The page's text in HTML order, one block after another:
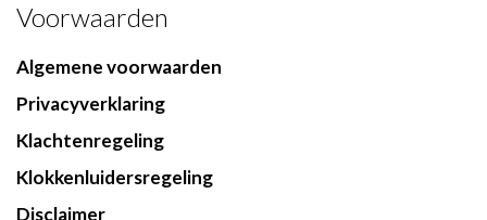
Voorwaarden
Algemene voorwaarden
Privacyverklaring
Klachtenregeling
Klokkenluidersregeling
Disclaimer